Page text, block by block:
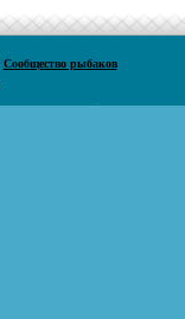
Сообщество рыбаков